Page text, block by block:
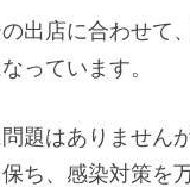
出店に合わせて
っています。
題はありません
ち、感染対策を